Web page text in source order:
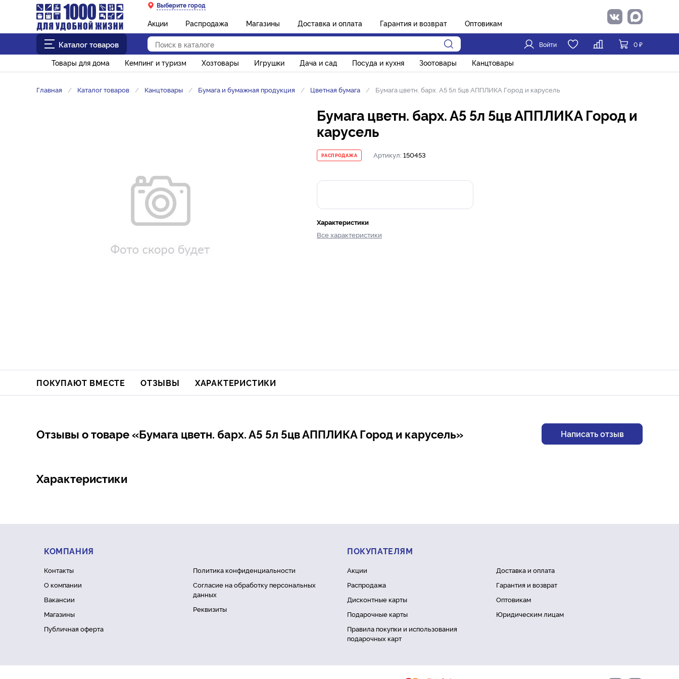
Войти 0₽
Выберите город
Акции Распродажа Магазины Доставка и оплата Гарантия и возврат Оптовикам
Каталог товаров
Товары для дома Кемпинг и туризм Хозтовары Игрушки Дача и сад Посуда и кухня Зоотовары Канцтовары
Главная Каталог товаров Канцтовары Бумага и бумажная продукция Цветная бумага Бумага цветн. барх. А5 5л 5цв АППЛИКА Город и карусель
Бумага цветн. барх. А5 5л 5цв АППЛИКА Город и
карусель
РАСПРОДАЖА Артикул: 150453
Характеристики
Все характеристики
ПОКУПАЮТ ВМЕСТЕ ОТЗЫВЫ ХАРАКТЕРИСТИКИ
Отзывы о товаре «Бумага цветн. барх. А5 5л 5цв АППЛИКА Город и карусель» Написать отзыв
Характеристики
КОМПАНИЯ
Контакты
О компании
Вакансии
Магазины
Публичная оферта
Политика конфиденциальности
Согласие на обработку персональных
данных
Реквизиты
ПОКУПАТЕЛЯМ
Акции
Распродажа
Дисконтные карты
Подарочные карты
Правила покупки и использования
подарочных карт
Доставка и оплата
Гарантия и возврат
Оптовикам
Юридическим лицам